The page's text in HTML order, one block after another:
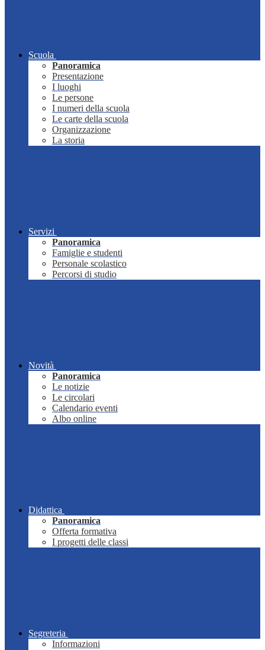
Scuola
Panoramica
Presentazione
I luoghi
Le persone
I numeri della scuola
Le carte della scuola
Organizzazione
La storia
Servizi
Panoramica
Famiglie e studenti
Personale scolastico
Percorsi di studio
Novità
Panoramica
Le notizie
Le circolari
Calendario eventi
Albo online
Didattica
Panoramica
Offerta formativa
I progetti delle classi
Segreteria
Informazioni